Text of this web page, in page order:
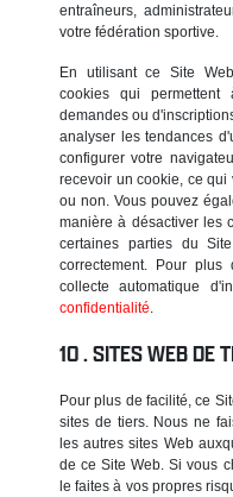
entraîneurs,
votre fédération sportive.
En utilisant ce Site
cookies qui
demandes ou
analyser les tendances
configurer votre
recevoir un cookie, ce
ou non. Vous pouvez
manière à désactiver les
certaines parties du
correctement. Pour plus
collecte automatique
confidentialité.
SITES WEB DE
Pour plus de facilité, ce
sites de tiers. Nous ne
les autres sites Web
de ce Site Web. Si vous
le faites à vos propres